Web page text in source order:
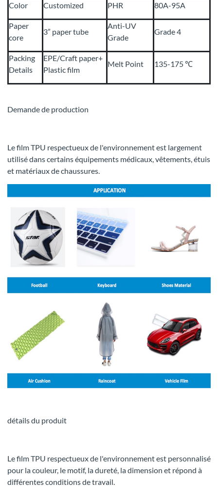
Color Customized PHR 80A-95A
Paper
core
3” paper tube
Anti-UV
Grade
Grade 4
Packing
Details
EPE/Craft paper+
Plastic film
Melt Point 135-175 ℃
Demande de production
Le film TPU respectueux de l'environnement est largement
utilisé dans certains équipements médicaux, vêtements, étuis
et matériaux de chaussures.
détails du produit
Le film TPU respectueux de l'environnement est personnalisé
pour la couleur, le motif, la dureté, la dimension et répond à
différentes conditions de travail.